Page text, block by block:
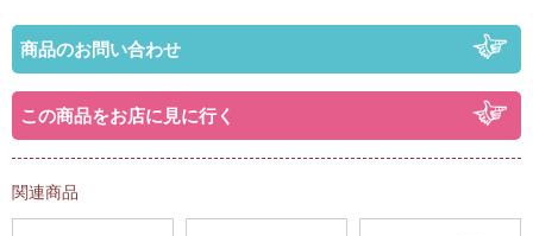
商品のお問い合わせ
この商品をお店に見に行く
関連商品